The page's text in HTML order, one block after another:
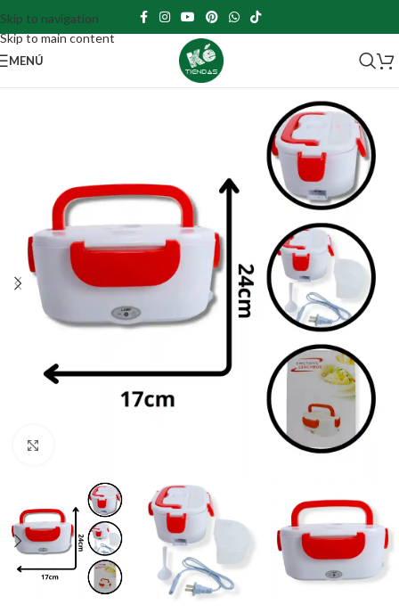
Skip to navigation
Skip to main content
MENÚ